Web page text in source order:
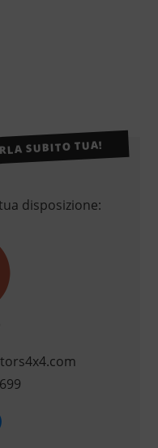
SUBITO TUA!
disposizione: